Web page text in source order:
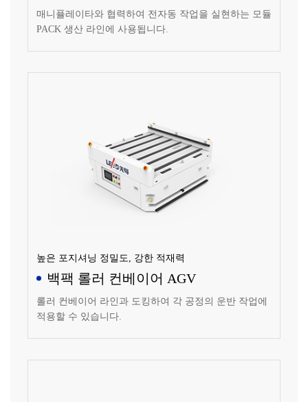
매니퓰레이타와 협력하여 전자동 작업을 실현하는 모듈
PACK 생산 라인에 사용됩니다.
높은 포지셔닝 정밀도, 강한 적재력
백팩 롤러 컨베이어 AGV
롤러 컨베이어 라인과 도킹하여 각 공정의 운반 작업에
적용할 수 있습니다.